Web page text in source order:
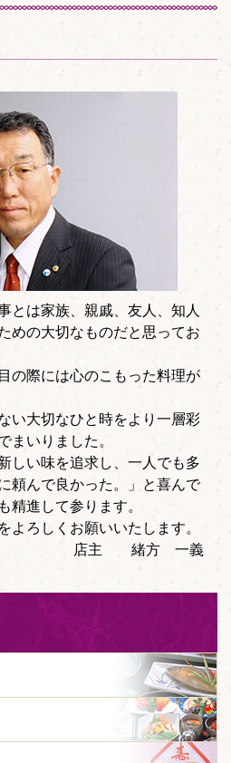
とは家族、親戚、友人、知人
めの大切なものだと思ってお
の際には心のこもった料理が
い大切なひと時をより一層彩
まいりました。
しい味を追求し、一人でも多
頼んで良かった。」と喜んで
精進して参ります。
よろしくお願いいたします。
店主 緒方 一義